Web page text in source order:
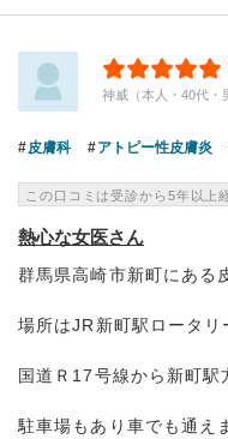
神威（本人・40代・
皮膚科 アトピー性皮膚炎
この口コミは受診から5年以上
熱心な女医さん
群馬県高崎市新町にある
場所はJR新町駅ロータリ
国道Ｒ17号線から新町駅
駐車場もあり車でも通え